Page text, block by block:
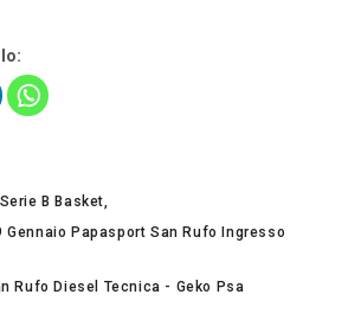
B Basket
Gennaio Papasport San Rufo Ingresso
Rufo Diesel Tecnica - Geko Psa